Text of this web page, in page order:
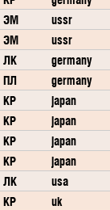
ЭМ
ussr
ЭМ
ussr
ЛК
germany
ПЛ
germany
КР
japan
КР
japan
КР
japan
КР
japan
ЛК
usa
КР
uk